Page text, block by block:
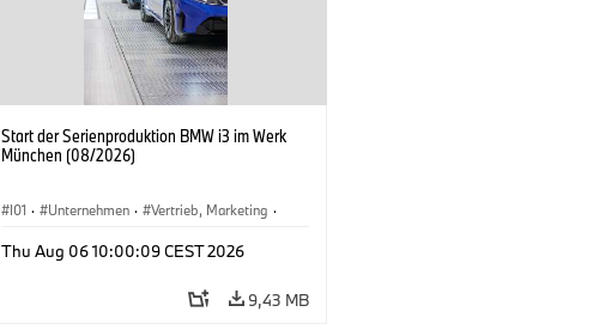
Start der Serienproduktion BMW i3 im Werk
München (08/2026)
I01 · Unternehmen · Vertrieb, Marketing ·
Thu Aug 06 10:00:09 CEST 2026
9,43 MB